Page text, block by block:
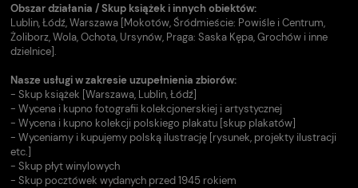
Obszar działania / Skup książek i innych obiektów:
Lublin, Łódź, Warszawa [Mokotów, Śródmieście: Powiśle i Centrum,
Żoliborz, Wola, Ochota, Ursynów, Praga: Saska Kępa, Grochów i inne
dzielnice].
Nasze usługi w zakresie uzupełnienia zbiorów:
- Skup książek [Warszawa, Lublin, Łódź]
- Wycena i kupno fotografii kolekcjonerskiej i artystycznej
- Wycena i kupno kolekcji polskiego plakatu [skup plakatów]
- Wyceniamy i kupujemy polską ilustrację [rysunek, projekty ilustracji
etc.]
- Skup płyt winylowych
- Skup pocztówek wydanych przed 1945 rokiem